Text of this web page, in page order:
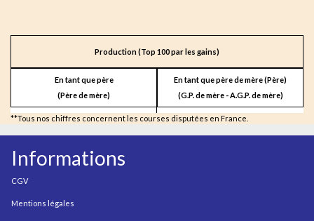
Production (Top 100 par les gains)
En tant que père
(Père de mère)
En tant que père de mère (Père)
(G.P. de mère - A.G.P. de mère)
**Tous nos chiffres concernent les courses disputées en France.
Informations
CGV
Mentions légales